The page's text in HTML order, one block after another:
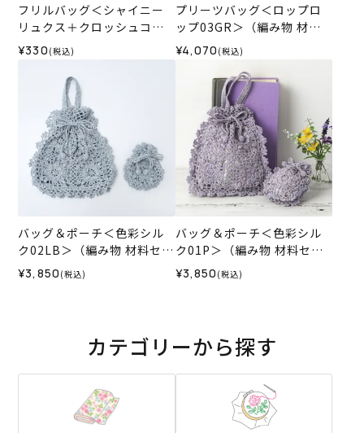
フリルバッグ＜シャイニー
リュクス＋クロッシュコッ
トン＞（レシピ）
¥330 (税込)
プリーツバッグ＜ロップロ
ップ03GR＞（編み物 材料
セット）
¥4,070 (税込)
バッグ＆ポーチ＜色彩シル
ク02LB＞（編み物 材料セッ
ト）
¥3,850 (税込)
バッグ＆ポーチ＜色彩シル
ク01P＞（編み物 材料セッ
ト）
¥3,850 (税込)
カテゴリーから探す